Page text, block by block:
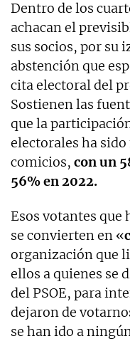
Dentro de los
achacan el
sus socios, por su
abstención que
cita electoral del
Sostienen las
que la
electorales ha
comicios, con un
56% en 2022.
Esos votantes que
se convierten en «
organización que
ellos a quienes se
del PSOE, para
dejaron de
se han ido a